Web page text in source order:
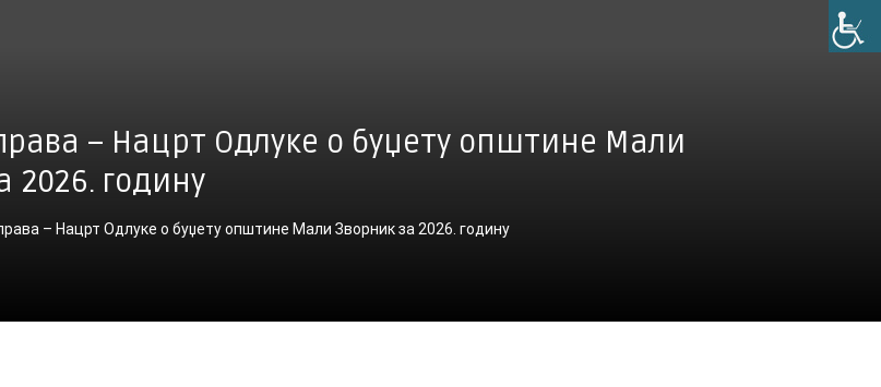
– Нацрт Одлуке о буџету општине Мали
2026. годину
– Нацрт Одлуке о буџету општине Мали Зворник за 2026. годину